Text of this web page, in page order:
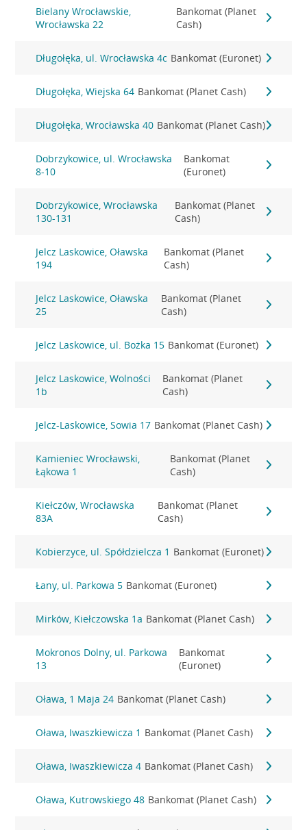
Bielany Wrocławskie,
Wrocławska 22
Bankomat (Planet
Cash)
Długołęka, ul. Wrocławska 4c Bankomat (Euronet)
Długołęka, Wiejska 64 Bankomat (Planet Cash)
Długołęka, Wrocławska 40 Bankomat (Planet Cash)
Dobrzykowice, ul. Wrocławska
8-10
Bankomat
(Euronet)
Dobrzykowice, Wrocławska
130-131
Bankomat (Planet
Cash)
Jelcz Laskowice, Oławska
194
Bankomat (Planet
Cash)
Jelcz Laskowice, Oławska
25
Bankomat (Planet
Cash)
Jelcz Laskowice, ul. Bożka 15 Bankomat (Euronet)
Jelcz Laskowice, Wolności
1b
Bankomat (Planet
Cash)
Jelcz-Laskowice, Sowia 17 Bankomat (Planet Cash)
Kamieniec Wrocławski,
Łąkowa 1
Bankomat (Planet
Cash)
Kiełczów, Wrocławska
83A
Bankomat (Planet
Cash)
Kobierzyce, ul. Spółdzielcza 1 Bankomat (Euronet)
Łany, ul. Parkowa 5 Bankomat (Euronet)
Mirków, Kiełczowska 1a Bankomat (Planet Cash)
Mokronos Dolny, ul. Parkowa
13
Bankomat
(Euronet)
Oława, 1 Maja 24 Bankomat (Planet Cash)
Oława, Iwaszkiewicza 1 Bankomat (Planet Cash)
Oława, Iwaszkiewicza 4 Bankomat (Planet Cash)
Oława, Kutrowskiego 48 Bankomat (Planet Cash)